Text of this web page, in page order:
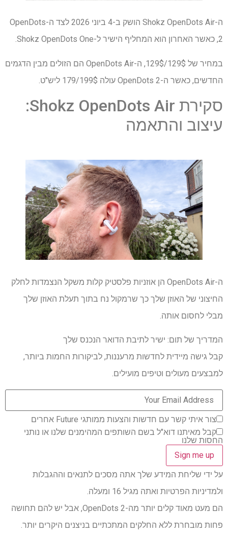
ה-Shokz OpenDots Air הושק ב-4 ביוני 2026 לצד ה-OpenDots
2, כאשר האחרון הוא המחליף הישיר ל-Shokz OpenDots One.
במחיר של 129$/129$, ה-OpenDots Air הם הזולים מבין הדגמים
החדשים, כאשר ה-OpenDots 2 עולה 199$/179 ליש"ט.
סקירת Shokz OpenDots Air:
עיצוב והתאמה
ה-OpenDots Air הן אוזניות פלסטיק קלות משקל הנצמדות לחלק
החיצוני של האוזן שלך כך שרמקול נח בתוך תעלת האוזן שלך
מבלי לחסום אותה.
המדריך של תום: ישיר לתיבת הדואר הנכנס שלך
קבל גישה מיידית לחדשות מרעננות, לביקורות החמות ביותר,
למבצעים מעולים וטיפים מועילים.
צור איתי קשר עם חדשות והצעות ממותגי Future אחרים
קבל מאיתנו דוא"ל בשם השותפים המהימנים שלנו או נותני
החסות שלנו
על ידי שליחת המידע שלך אתה מסכים לתנאים וההגבלות
ולמדיניות הפרטיות ואתה מגיל 16 ומעלה.
הם מעט מאוד קלים יותר מה-OpenDots 2, אבל יש להם תחושה
פחות מובחרת ללא החלקים המתכתיים בניצנים היקרים יותר.